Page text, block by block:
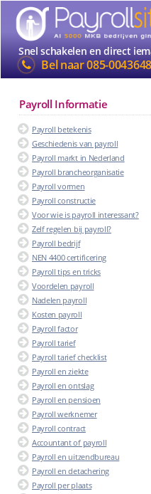
Snel schakelen en direct
Bel naar085-0043648
Payroll Informatie
Payroll betekenis
Geschiedenis van payroll
Payroll markt in Nederland
Payroll brancheorganisatie
Payroll vormen
Payroll constructie
Voor wie is payroll interessant?
Zelf regelen bij payroll?
Payroll bedrijf
NEN 4400 certificering
Payroll tips en tricks
Voordelen payroll
Nadelen payroll
Kosten payroll
Payroll factor
Payroll tarief
Payroll tarief checklist
Payroll en ziekte
Payroll en ontslag
Payroll en pensioen
Payroll werknemer
Payroll contract
Accountant of payroll
Payroll en uitzendbureau
Payroll en detachering
Payroll per plaats